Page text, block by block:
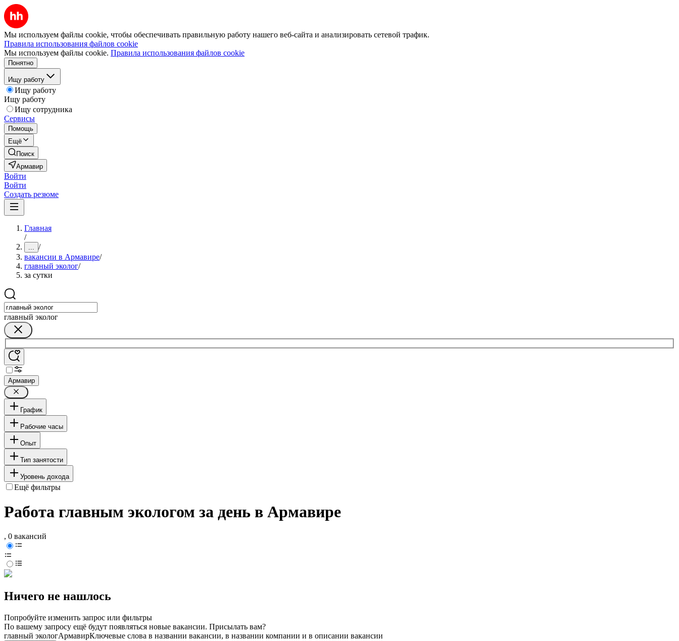
Мы используем файлы cookie, чтобы обеспечивать правильную работу нашего веб-сайта и анализировать сетевой трафик.
Правила использования файлов cookie
Мы используем файлы cookie. Правила использования файлов cookie
Понятно
Ищу работу
Ищу работу
Ищу работу
Ищу сотрудника
Сервисы
Помощь
Ещё
Поиск
Армавир
Войти
Войти
Создать резюме
Главная
/
... /
вакансии в Армавире/
главный эколог/
за сутки
главный эколог
Армавир
График
Рабочие часы
Опыт
Тип занятости
Уровень дохода
Ещё фильтры
Работа главным экологом за день в Армавире
, 0 вакансий
Ничего не нашлось
Попробуйте изменить запрос или фильтры
По вашему запросу ещё будут появляться новые вакансии. Присылать вам?
главный экологАрмавирКлючевые слова в названии вакансии, в названии компании и в описании вакансии